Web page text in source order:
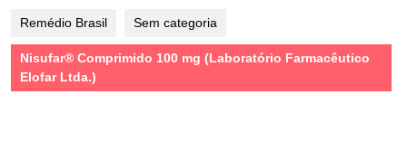
Remédio Brasil Sem categoria
Nisufar® Comprimido 100 mg (Laboratório Farmacêutico
Elofar Ltda.)